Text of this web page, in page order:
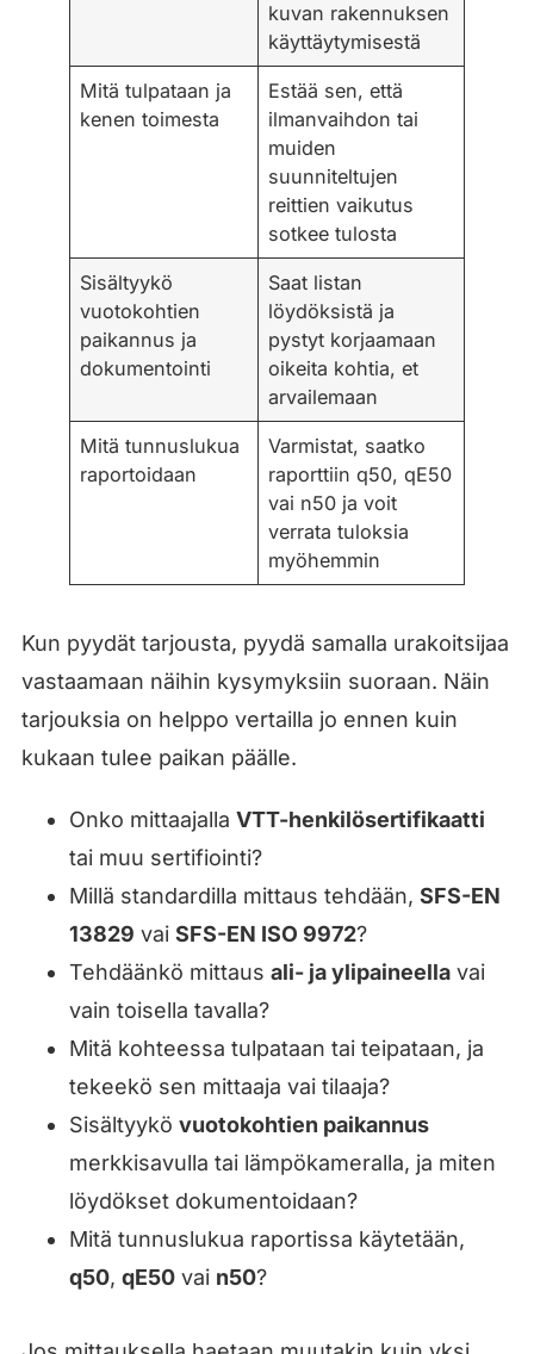
kuvan rakennuksen
käyttäytymisestä
Mitä tulpataan ja
kenen toimesta
Estää sen, että
ilmanvaihdon tai
muiden
suunniteltujen
reittien vaikutus
sotkee tulosta
Sisältyykö
vuotokohtien
paikannus ja
dokumentointi
Saat listan
löydöksistä ja
pystyt korjaamaan
oikeita kohtia, et
arvailemaan
Mitä tunnuslukua
raportoidaan
Varmistat, saatko
raporttiin q50, qE50
vai n50 ja voit
verrata tuloksia
myöhemmin
Kun pyydät tarjousta, pyydä samalla urakoitsijaa
vastaamaan näihin kysymyksiin suoraan. Näin
tarjouksia on helppo vertailla jo ennen kuin
kukaan tulee paikan päälle.
Onko mittaajalla VTT-henkilösertifikaatti
tai muu sertifiointi?
Millä standardilla mittaus tehdään, SFS-EN
13829 vai SFS-EN ISO 9972?
Tehdäänkö mittaus ali- ja ylipaineellavai
vain toisella tavalla?
Mitä kohteessa tulpataan tai teipataan, ja
tekeekö sen mittaaja vai tilaaja?
Sisältyykö vuotokohtien paikannus
merkkisavulla tai lämpökameralla, ja miten
löydökset dokumentoidaan?
Mitä tunnuslukua raportissa käytetään,
q50, qE50vai n50?